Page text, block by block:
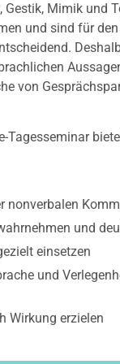
Gestik, Mimik und
und sind für
von
Tagesseminar
nonverbalen
und
einsetzen
und
Wirkung erzielen